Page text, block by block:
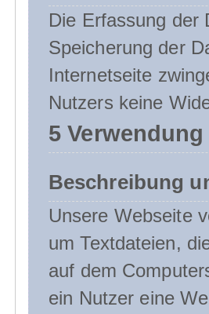
Die Erfassung der
Speicherung der
Internetseite
Nutzers keine
5
Beschreibung
Unsere Webseite
um Textdateien,
auf dem
ein Nutzer eine